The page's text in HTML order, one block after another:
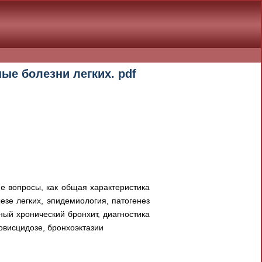
болезни легких. pdf
вопросы, как общая характеристика
легких, эпидемиология, патогенез
хронический бронхит, диагностика
бронхоэктазии